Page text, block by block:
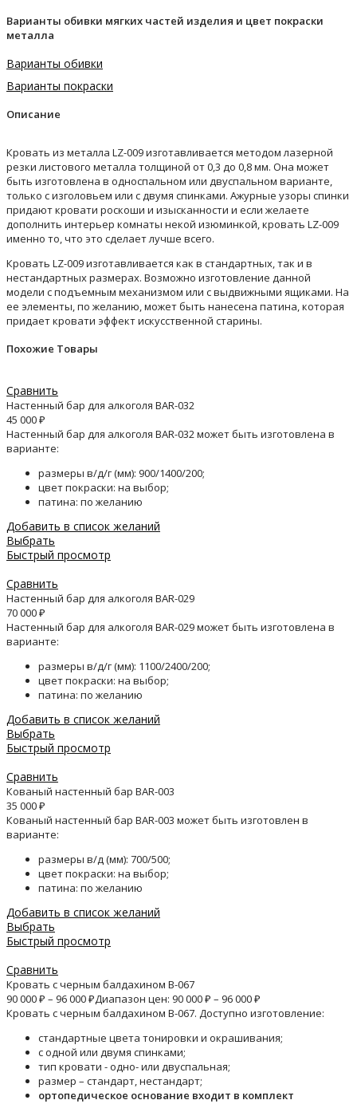
Варианты обивки мягких частей изделия и цвет покраски
металла
Варианты обивки
Варианты покраски
Описание
Кровать из металла LZ-009 изготавливается методом лазерной
резки листового металла толщиной от 0,3 до 0,8 мм. Она может
быть изготовлена в односпальном или двуспальном варианте,
только с изголовьем или с двумя спинками. Ажурные узоры спинки
придают кровати роскоши и изысканности и если желаете
дополнить интерьер комнаты некой изюминкой, кровать LZ-009
именно то, что это сделает лучше всего.
Кровать LZ-009 изготавливается как в стандартных, так и в
нестандартных размерах. Возможно изготовление данной
модели с подъемным механизмом или с выдвижными ящиками. На
ее элементы, по желанию, может быть нанесена патина, которая
придает кровати эффект искусственной старины.
Похожие Товары
Сравнить
Настенный бар для алкоголя BAR-032
45 000₽
Настенный бар для алкоголя BAR-032 может быть изготовлена в
варианте:
размеры в/д/г (мм): 900/1400/200;
цвет покраски: на выбор;
патина: по желанию
Добавить в список желаний
Выбрать
Быстрый просмотр
Сравнить
Настенный бар для алкоголя BAR-029
70 000₽
Настенный бар для алкоголя BAR-029 может быть изготовлена в
варианте:
размеры в/д/г (мм): 1100/2400/200;
цвет покраски: на выбор;
патина: по желанию
Добавить в список желаний
Выбрать
Быстрый просмотр
Сравнить
Кованый настенный бар BAR-003
35 000₽
Кованый настенный бар BAR-003 может быть изготовлен в
варианте:
размеры в/д (мм): 700/500;
цвет покраски: на выбор;
патина: по желанию
Добавить в список желаний
Выбрать
Быстрый просмотр
Сравнить
Кровать с черным балдахином B-067
90 000₽ – 96 000₽Диапазон цен: 90 000 ₽ – 96 000 ₽
Кровать с черным балдахином B-067. Доступно изготовление:
стандартные цвета тонировки и окрашивания;
с одной или двумя спинками;
тип кровати - одно- или двуспальная;
размер – стандарт, нестандарт;
ортопедическое основание входит в комплект